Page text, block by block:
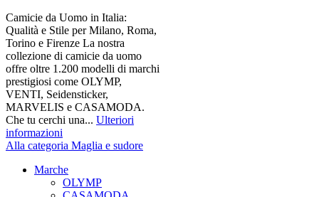
Camicie da Uomo in Italia:
Qualità e Stile per Milano, Roma,
Torino e Firenze La nostra
collezione di camicie da uomo
offre oltre 1.200 modelli di marchi
prestigiosi come OLYMP,
VENTI, Seidensticker,
MARVELIS e CASAMODA.
Che tu cerchi una... Ulteriori
informazioni
Alla categoria Maglia e sudore
Marche
OLYMP